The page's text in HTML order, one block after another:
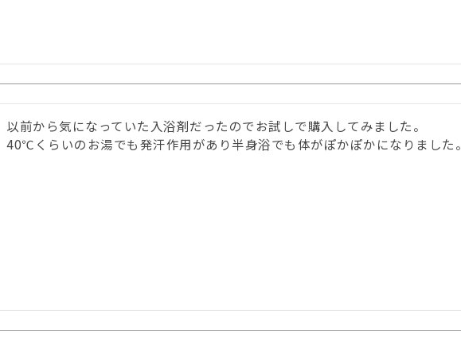
以前から気になっていた入浴剤だったのでお試しで購入してみました。
40℃くらいのお湯でも発汗作用があり半身浴でも体がぽかぽかになりました。